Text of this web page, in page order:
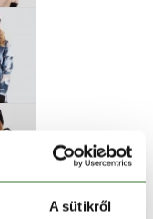
A sütikről